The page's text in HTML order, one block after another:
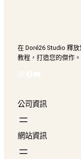
在 Doré26 Studio 釋
教程，打造您的傑作。
公司資訊
網站資訊